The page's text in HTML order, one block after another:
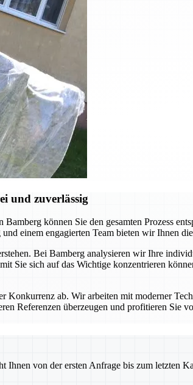
und zuverlässig
können Sie den gesamten Prozess
einem engagierten Team bieten wir Ihnen
Bei Bamberg analysieren wir Ihre
Sie sich auf das Wichtige konzentrieren
ab. Wir arbeiten mit moderner
Referenzen überzeugen und profitieren Sie
Ihnen von der ersten Anfrage bis zum letzten